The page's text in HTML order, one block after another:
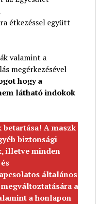
étkezéssel együtt
valamint a
megérkezésével
hogy a
látható indokok
betartása! A maszk
biztonsági
illetve minden
általános
a
a honlapon